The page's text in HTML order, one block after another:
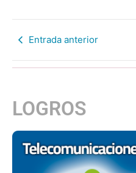
Entrada anterior
LOGROS